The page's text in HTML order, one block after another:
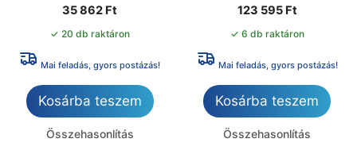
35 862 Ft
✓ 20 db raktáron
Mai feladás, gyors postázás!
Kosárba teszem
Összehasonlítás
123 595 Ft
✓ 6 db raktáron
Mai feladás, gyors postázás!
Kosárba teszem
Összehasonlítás